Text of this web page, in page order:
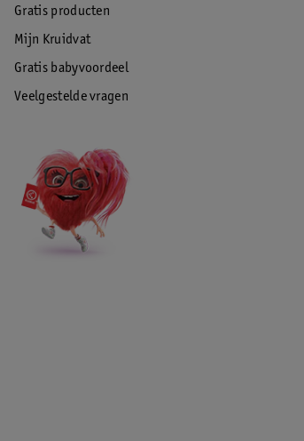
Gratis producten
Mijn Kruidvat
Gratis babyvoordeel
Veelgestelde vragen